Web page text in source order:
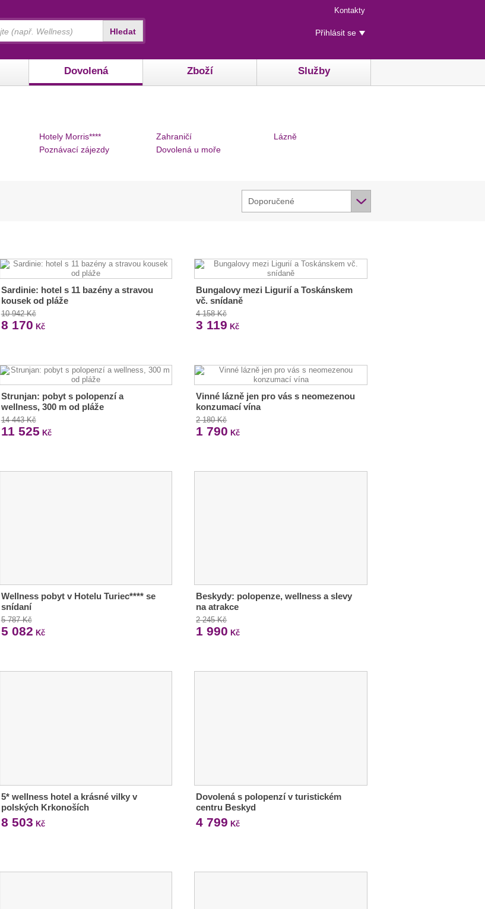
Menu
rychlého
přístupu
Kontakty
Uživatelské
menu
Přihlásit se
Dovolená Zboží Služby
Hledat
Hotely Morris****
Poznávací zájezdy
Zahraničí
Dovolená u moře
Lázně
Doporučené
Sardinie: hotel s 11 bazény a stravou
kousek od pláže
10 942 Kč
8 170 Kč
Bungalovy mezi Ligurií a Toskánskem
vč. snídaně
4 158 Kč
3 119 Kč
Strunjan: pobyt s polopenzí a
wellness, 300 m od pláže
14 443 Kč
11 525 Kč
Vinné lázně jen pro vás s neomezenou
konzumací vína
2 180 Kč
1 790 Kč
Wellness pobyt v Hotelu Turiec**** se
snídaní
5 787 Kč
5 082 Kč
Beskydy: polopenze, wellness a slevy
na atrakce
2 245 Kč
1 990 Kč
5* wellness hotel a krásné vilky v
polských Krkonoších
8 503 Kč
Dovolená s polopenzí v turistickém
centru Beskyd
4 799 Kč